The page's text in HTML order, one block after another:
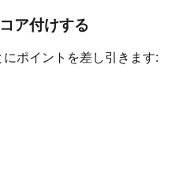
ア付けする
ポイントを差し引きます: